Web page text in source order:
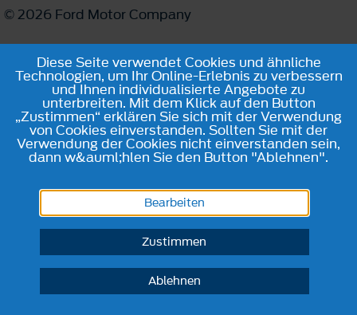
© 2026 Ford Motor Company
Diese Seite verwendet Cookies und ähnliche
Technologien, um Ihr Online-Erlebnis zu verbessern
und Ihnen individualisierte Angebote zu
unterbreiten. Mit dem Klick auf den Button
„Zustimmen“ erklären Sie sich mit der Verwendung
von Cookies einverstanden. Sollten Sie mit der
Verwendung der Cookies nicht einverstanden sein,
dann w&auml;hlen Sie den Button "Ablehnen".
Bearbeiten
Zustimmen
Ablehnen